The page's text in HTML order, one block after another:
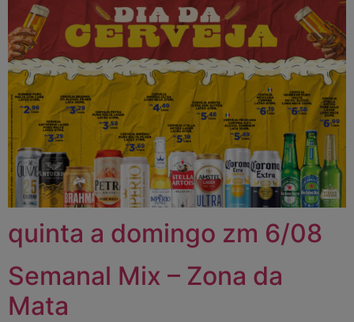
quinta a domingo zm 6/08
Semanal Mix – Zona da
Mata